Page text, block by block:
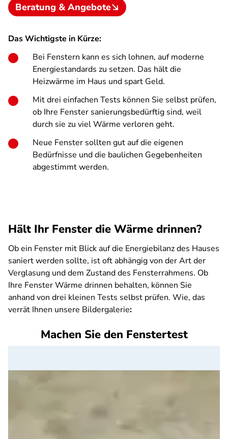
Beratung & Angebote
Das Wichtigste in Kürze:
Bei Fenstern kann es sich lohnen, auf moderne
Energiestandards zu setzen. Das hält die
Heizwärme im Haus und spart Geld.
Mit drei einfachen Tests können Sie selbst prüfen,
ob Ihre Fenster sanierungsbedürftig sind, weil
durch sie zu viel Wärme verloren geht.
Neue Fenster sollten gut auf die eigenen
Bedürfnisse und die baulichen Gegebenheiten
abgestimmt werden.
Hält Ihr Fenster die Wärme drinnen?
Ob ein Fenster mit Blick auf die Energiebilanz des Hauses
saniert werden sollte, ist oft abhängig von der Art der
Verglasung und dem Zustand des Fensterrahmens. Ob
Ihre Fenster Wärme drinnen behalten, können Sie
anhand von drei kleinen Tests selbst prüfen. Wie, das
verrät Ihnen unsere Bildergalerie:
Machen Sie den Fenstertest